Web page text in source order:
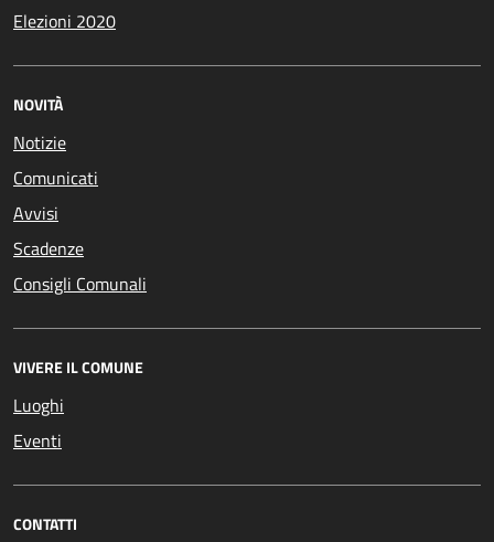
Elezioni 2020
NOVITÀ
Notizie
Comunicati
Avvisi
Scadenze
Consigli Comunali
VIVERE IL COMUNE
Luoghi
Eventi
CONTATTI